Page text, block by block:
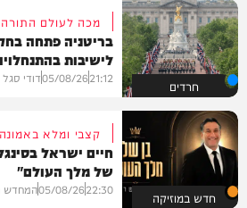
חרדים
מכה לעולם התורה
בריטניה פתחה
לישיבות
21:12
05/08/26דודי סגל
חדש במוזיקה
קצבי ומלא באמונה
חיים ישראל
של מלך העולם"
22:30
05/08/26המחדש